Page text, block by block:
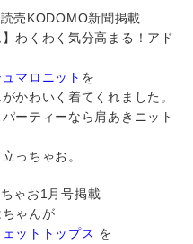
売KODOMO新聞掲載
】わくわく気分高まる！アド
マロニット を
かわいく着てくれました。
ーティーなら肩あきニット
っちゃお。
ゃお1月号掲載
ゃんが
ットトップス を